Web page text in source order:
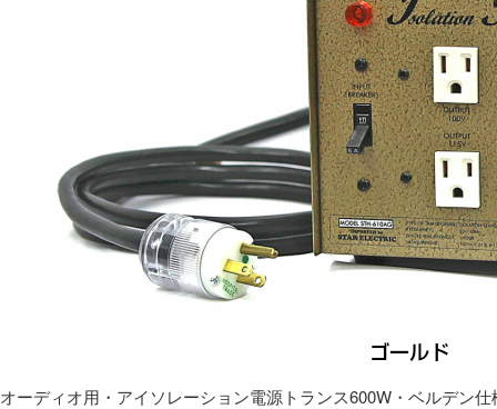
オーディオ用・アイソレーション電源トランス600W・ベルデン仕